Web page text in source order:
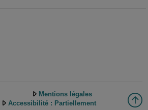
Mentions légales
Accessibilité : Partiellement